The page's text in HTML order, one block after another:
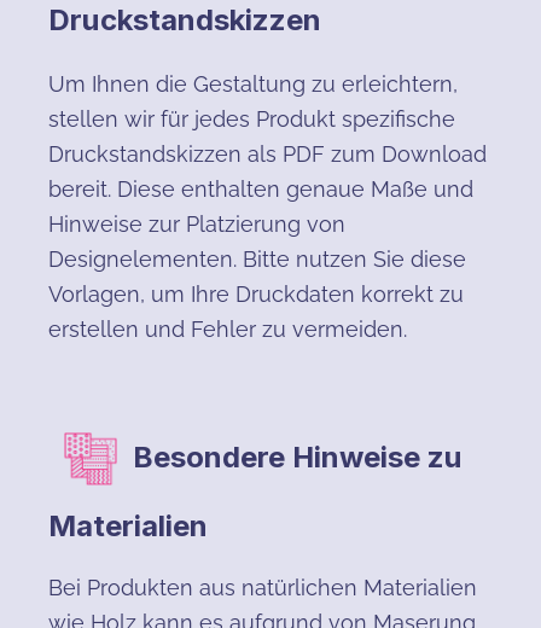
Druckstandskizzen
Um Ihnen die Gestaltung zu erleichtern,
stellen wir für jedes Produkt spezifische
Druckstandskizzen als PDF zum Download
bereit. Diese enthalten genaue Maße und
Hinweise zur Platzierung von
Designelementen. Bitte nutzen Sie diese
Vorlagen, um Ihre Druckdaten korrekt zu
erstellen und Fehler zu vermeiden.
Besondere Hinweise zu
Materialien
Bei Produkten aus natürlichen Materialien
wie Holz kann es aufgrund von Maserung